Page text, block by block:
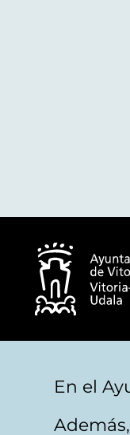
En el